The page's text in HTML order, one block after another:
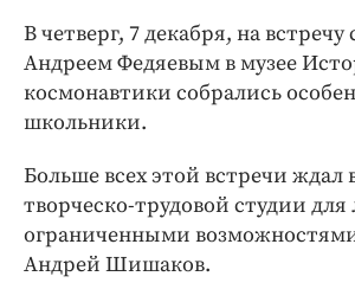
Медиаперсона
Интересное чтиво
Клиника года
Бренд года
Работодатель года
В четверг, 7 декабря, на
Андреем Федяевым в музее
космонавтики собрались
школьники.
Больше всех этой встречи ждал
творческо-трудовой студии для
ограниченными
Андрей Шишаков.